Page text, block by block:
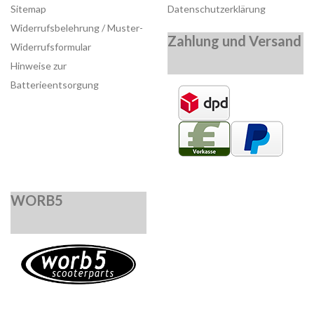
Sitemap
Widerrufsbelehrung / Muster-
Widerrufsformular
Hinweise zur
Batterieentsorgung
Datenschutzerklärung
Zahlung und Versand
WORB5